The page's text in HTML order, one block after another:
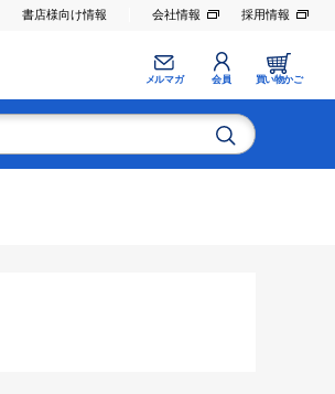
書店様向け情報 会社情報 採用情報
メルマガ 会員 買い物かご